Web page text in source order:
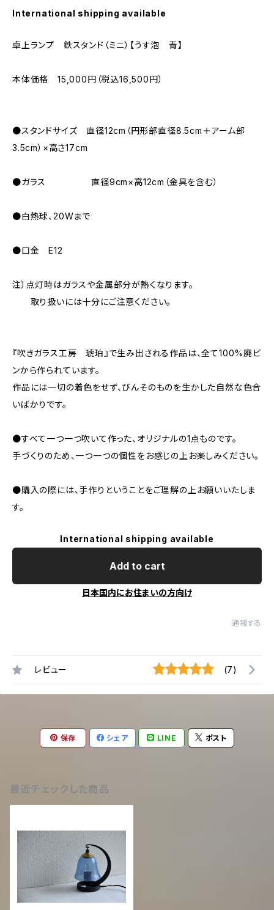
International shipping available
卓上ランプ 鉄スタンド（ミニ）【うす泡 青】
本体価格 15,000円（税込16,500円）
●スタンドサイズ 直径12cm（円形部直径8.5cm＋アーム部
3.5cm）×高さ17cm
●ガラス 直径9cm×高12cm（金具を含む）
●白熱球、20Wまで
●口金 E12
注）点灯時はガラスや金属部分が熱くなります。
取り扱いには十分にご注意ください。
『吹きガラス工房 琥珀』で生み出される作品は、全て100%廃ビ
ンから作られています。
作品には一切の着色をせず、びんそのものを生かした自然な色合
いばかりです。
●すべて一つ一つ吹いて作った、オリジナルの1点ものです。
手づくりのため、一つ一つの個性をお感じの上お楽しみください。
●購入の際には、手作りということをご理解の上お願いいたしま
す。
International shipping available
Add to cart
日本国内にお住まいの方向け
通報する
レビュー (7)
保存 シェア LINE ポスト
最近チェックした商品